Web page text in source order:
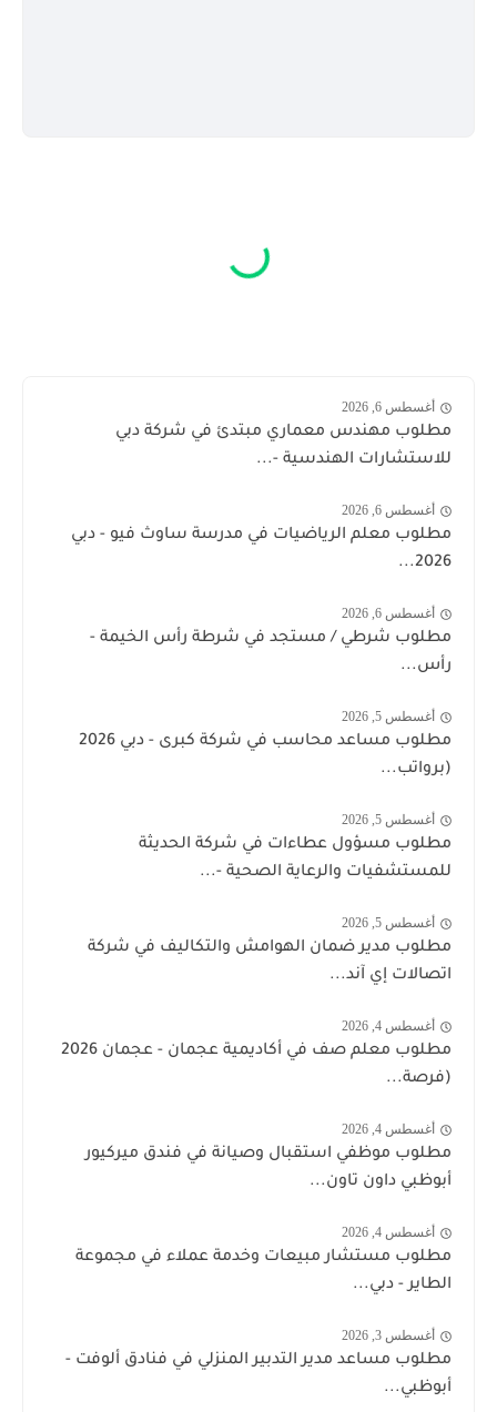
أغسطس 6, 2026
مطلوب مهندس معماري مبتدئ في شركة دبي
للاستشارات الهندسية -...
أغسطس 6, 2026
مطلوب معلم الرياضيات في مدرسة ساوث فيو - دبي
2026...
أغسطس 6, 2026
مطلوب شرطي / مستجد في شرطة رأس الخيمة -
رأس...
أغسطس 5, 2026
مطلوب مساعد محاسب في شركة كبرى - دبي 2026
(برواتب...
أغسطس 5, 2026
مطلوب مسؤول عطاءات في شركة الحديثة
للمستشفيات والرعاية الصحية -...
أغسطس 5, 2026
مطلوب مدير ضمان الهوامش والتكاليف في شركة
اتصالات إي آند...
أغسطس 4, 2026
مطلوب معلم صف في أكاديمية عجمان - عجمان 2026
(فرصة...
أغسطس 4, 2026
مطلوب موظفي استقبال وصيانة في فندق ميركيور
أبوظبي داون تاون...
أغسطس 4, 2026
مطلوب مستشار مبيعات وخدمة عملاء في مجموعة
الطاير - دبي...
أغسطس 3, 2026
مطلوب مساعد مدير التدبير المنزلي في فنادق ألوفت -
أبوظبي...